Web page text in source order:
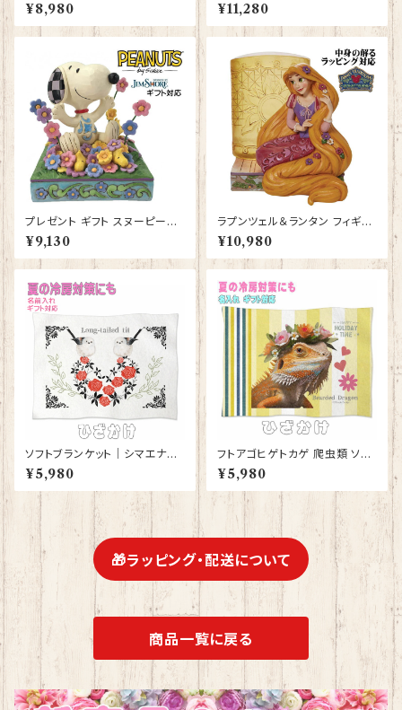
RE フィギュア プレゼント ギフト
グッズ お祝い 人形 置物 ジムシ
お祝い ウッドストック
¥8,980
RE フィギュア プレゼント ギフト
グッズ お祝い 人形 置物 ジムシ
お祝い
¥11,280
プレゼント ギフト スヌーピー＆
ウッドストック イン フラワーズ J
IM SHORE フィギュア グッズ
お祝い 人形 置物 ジムショア グ
い お祝い プロポーズ 結婚記念
日 誕生日プレゼント
¥9,130
ラプンツェル＆ランタン フィギュ
ア プレゼント ギフト グッズ 誕生
日プレゼント 人形 置物 ジムシ
ョア グッズ Disney Tradition
記念日 JIM SHORE ディズニ
ーランド ディズニーシー ディズ
ニーワールド ディズニー
¥10,980
ソフトブランケット｜シマエナガ
グッズ ひざかけ 毛布【型番 SB-
132】モダン しまえなが プレゼ
ント ギフト
¥5,980
フトアゴヒゲトカゲ 爬虫類 ソフ
トブランケット ひざかけ 毛布 グ
ッズ 雑貨 誕生日プレゼント ギフ
ト【型番 SB-10008】お花の王
¥5,980
🎁ラッピング・配送について
商品一覧に戻る